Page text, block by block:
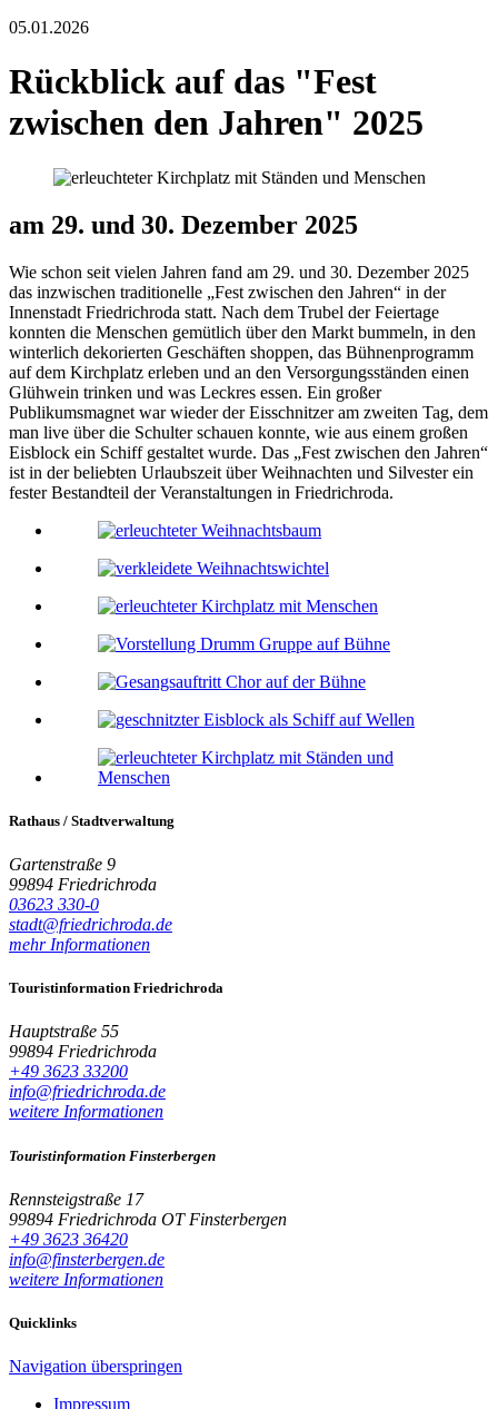
05.01.2026
Rückblick auf das "Fest
zwischen den Jahren" 2025
am 29. und 30. Dezember 2025
Wie schon seit vielen Jahren fand am 29. und 30. Dezember 2025
das inzwischen traditionelle „Fest zwischen den Jahren“ in der
Innenstadt Friedrichroda statt. Nach dem Trubel der Feiertage
konnten die Menschen gemütlich über den Markt bummeln, in den
winterlich dekorierten Geschäften shoppen, das Bühnenprogramm
auf dem Kirchplatz erleben und an den Versorgungsständen einen
Glühwein trinken und was Leckres essen. Ein großer
Publikumsmagnet war wieder der Eisschnitzer am zweiten Tag, dem
man live über die Schulter schauen konnte, wie aus einem großen
Eisblock ein Schiff gestaltet wurde. Das „Fest zwischen den Jahren“
ist in der beliebten Urlaubszeit über Weihnachten und Silvester ein
fester Bestandteil der Veranstaltungen in Friedrichroda.
Rathaus / Stadtverwaltung
Gartenstraße 9
99894 Friedrichroda
03623 330-0
stadt@friedrichroda.de
mehr Informationen
Touristinformation Friedrichroda
Hauptstraße 55
99894 Friedrichroda
+49 3623 33200
info@friedrichroda.de
weitere Informationen
Touristinformation Finsterbergen
Rennsteigstraße 17
99894 Friedrichroda OT Finsterbergen
+49 3623 36420
info@finsterbergen.de
weitere Informationen
Quicklinks
Navigation überspringen
Impressum